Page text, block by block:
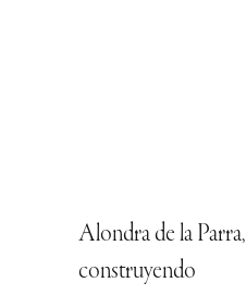
Alondra de la Parra,
construyendo